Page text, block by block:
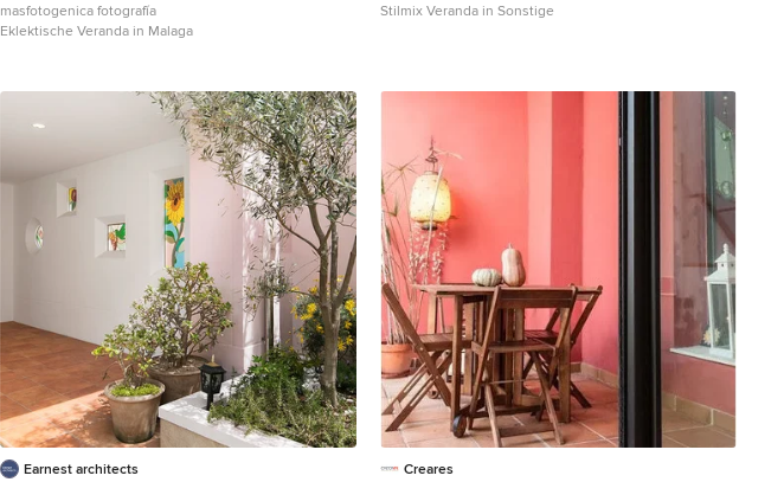
masfotogenica fotografía
Eklektische Veranda in Malaga
Stilmix Veranda in Sonstige
Earnest architects
Creares